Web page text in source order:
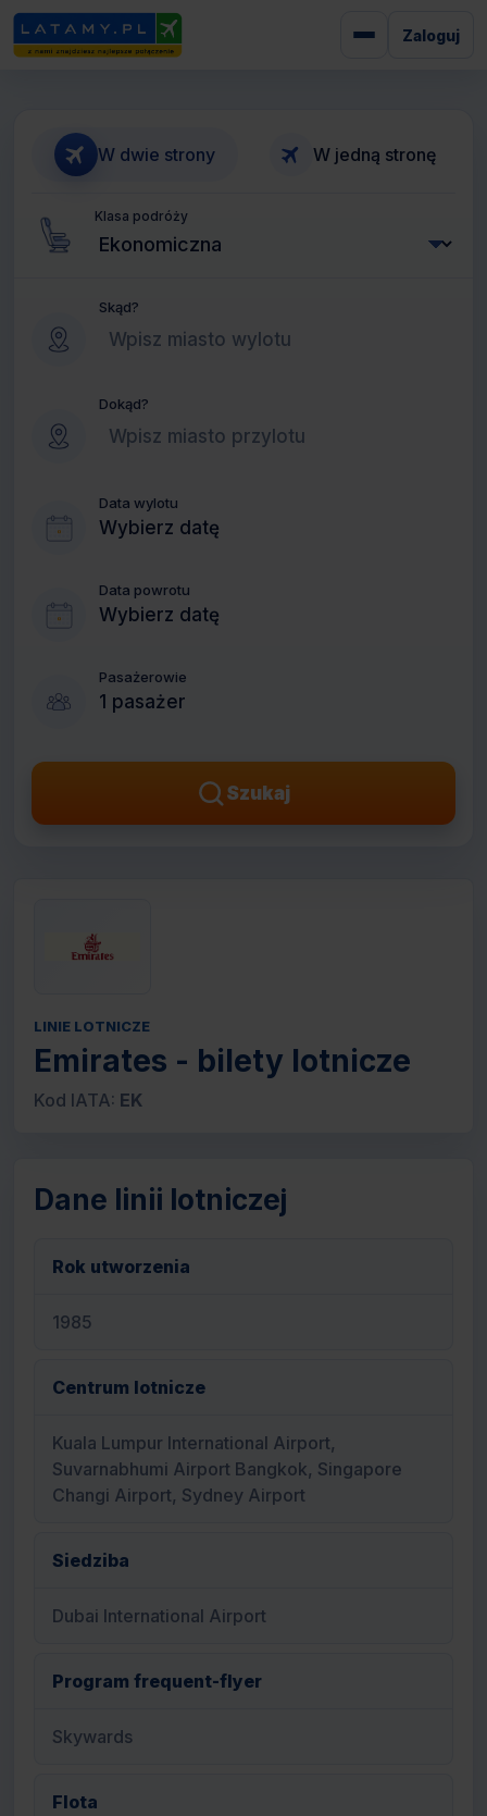
Zaloguj
W dwie strony W jedną stronę
Klasa podróży
Skąd?
Dokąd?
Data wylotu
Wybierz datę
Data powrotu
Wybierz datę
Pasażerowie
1 pasażer
Szukaj
LINIE LOTNICZE
Emirates - bilety lotnicze
Kod IATA: EK
Dane linii lotniczej
Rok utworzenia
1985
Centrum lotnicze
Kuala Lumpur International Airport,
Suvarnabhumi Airport Bangkok, Singapore
Changi Airport, Sydney Airport
Siedziba
Dubai International Airport
Program frequent-flyer
Skywards
Flota